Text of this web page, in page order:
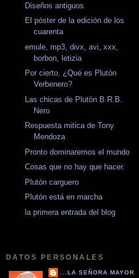
Diseños antiguos
El póster de la edición de los
cuarenta
emule, mp3, divx, avi, xxx,
borbon, letizia
Por cierto, ¿Qué es Plutón
Verbenero?
Las chicas de Plutón B.R.B.
Nero
Respuesta mitica de Tony
Mendoza
Pronto dominaremos el mundo
Cosas que no hay que hacer.
Plutón carguero
Plutón está en marcha
la primera entrada del blog
DATOS PERSONALES
...LA SEÑORA MAYOR